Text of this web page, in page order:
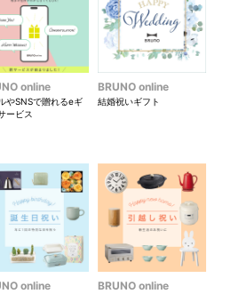
online
やSNSで贈れるeギ
ービス
BRUNO online
結婚祝いギフト
online BRUNO online